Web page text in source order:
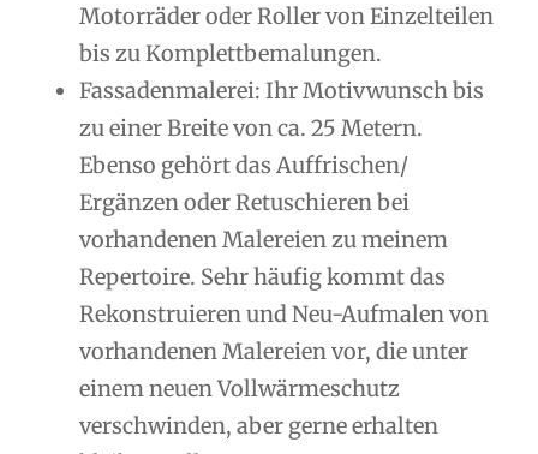
Motorräder oder Roller von Einzelteilen
bis zu Komplettbemalungen.
Fassadenmalerei: Ihr Motivwunsch bis
zu einer Breite von ca. 25 Metern.
Ebenso gehört das Auffrischen/
Ergänzen oder Retuschieren bei
vorhandenen Malereien zu meinem
Repertoire. Sehr häufig kommt das
Rekonstruieren und Neu-Aufmalen von
vorhandenen Malereien vor, die unter
einem neuen Vollwärmeschutz
verschwinden, aber gerne erhalten